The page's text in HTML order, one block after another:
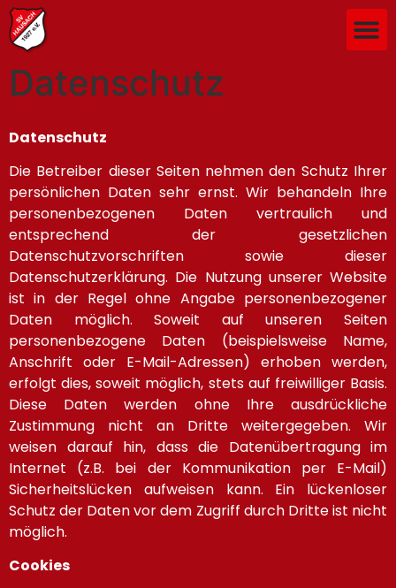
Datenschutz
Datenschutz
Die Betreiber dieser Seiten nehmen den Schutz Ihrer
persönlichen Daten sehr ernst. Wir behandeln Ihre
personenbezogenen Daten vertraulich und
entsprechend der gesetzlichen
Datenschutzvorschriften sowie dieser
Datenschutzerklärung. Die Nutzung unserer Website
ist in der Regel ohne Angabe personenbezogener
Daten möglich. Soweit auf unseren Seiten
personenbezogene Daten (beispielsweise Name,
Anschrift oder E-Mail-Adressen) erhoben werden,
erfolgt dies, soweit möglich, stets auf freiwilliger Basis.
Diese Daten werden ohne Ihre ausdrückliche
Zustimmung nicht an Dritte weitergegeben. Wir
weisen darauf hin, dass die Datenübertragung im
Internet (z.B. bei der Kommunikation per E-Mail)
Sicherheitslücken aufweisen kann. Ein lückenloser
Schutz der Daten vor dem Zugriff durch Dritte ist nicht
möglich.
Cookies